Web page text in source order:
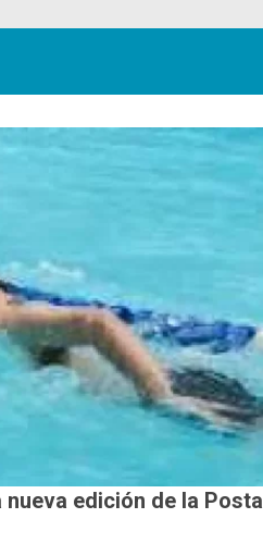
nueva edición de la Posta